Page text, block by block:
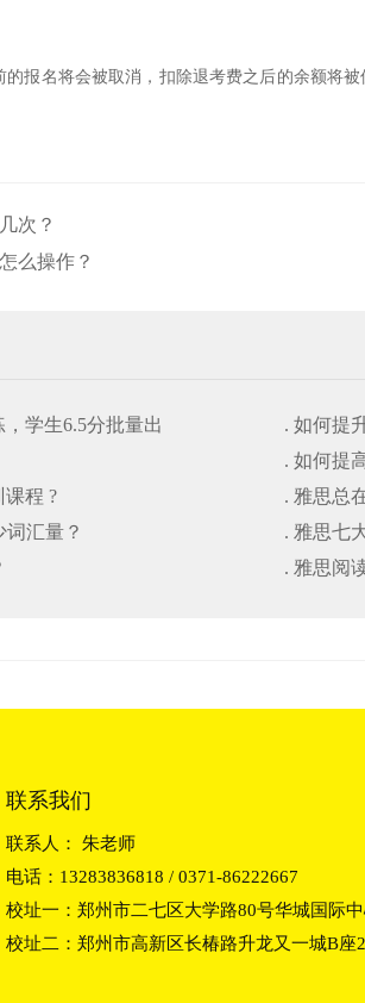
报名将会被取消，扣除退考费之后的余额将
次？
么操作？
学生6.5分批量出
. 如何提
. 如何提
课程 ?
. 雅思总
汇量？
. 雅思七
. 雅思阅
联系我们
联系人： 朱老师
电话：13283836818 / 0371-86222667
校址一：郑州市二七区大学路80号华城国际中
校址二：郑州市高新区长椿路升龙又一城B座